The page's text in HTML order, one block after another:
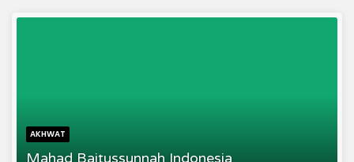
AKHWAT
Mahad Baitussunnah Indonesia